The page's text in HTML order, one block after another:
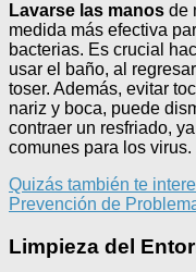
Lavarse las manos de
medida más efectiva
bacterias. Es crucial
usar el baño, al
toser. Además, evitar
nariz y boca, puede
contraer un resfriado,
comunes para los virus.
Quizás también te
Prevención de
Limpieza del